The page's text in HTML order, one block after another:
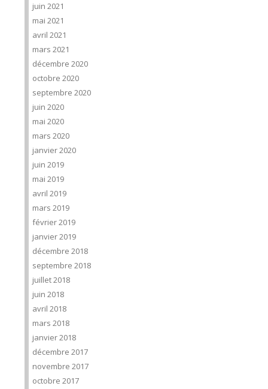
juin 2021
mai 2021
avril 2021
mars 2021
décembre 2020
octobre 2020
septembre 2020
juin 2020
mai 2020
mars 2020
janvier 2020
juin 2019
mai 2019
avril 2019
mars 2019
février 2019
janvier 2019
décembre 2018
septembre 2018
juillet 2018
juin 2018
avril 2018
mars 2018
janvier 2018
décembre 2017
novembre 2017
octobre 2017